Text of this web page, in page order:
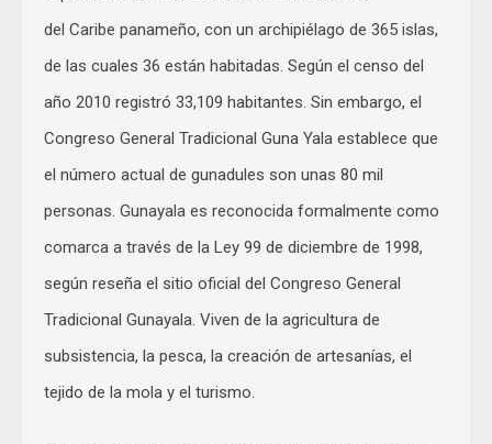
del Caribe panameño, con un archipiélago de 365 islas,
de las cuales 36 están habitadas. Según el censo del
año 2010 registró 33,109 habitantes. Sin embargo, el
Congreso General Tradicional Guna Yala establece que
el número actual de gunadules son unas 80 mil
personas. Gunayala es reconocida formalmente como
comarca a través de la Ley 99 de diciembre de 1998,
según reseña el sitio oficial del Congreso General
Tradicional Gunayala. Viven de la agricultura de
subsistencia, la pesca, la creación de artesanías, el
tejido de la mola y el turismo.